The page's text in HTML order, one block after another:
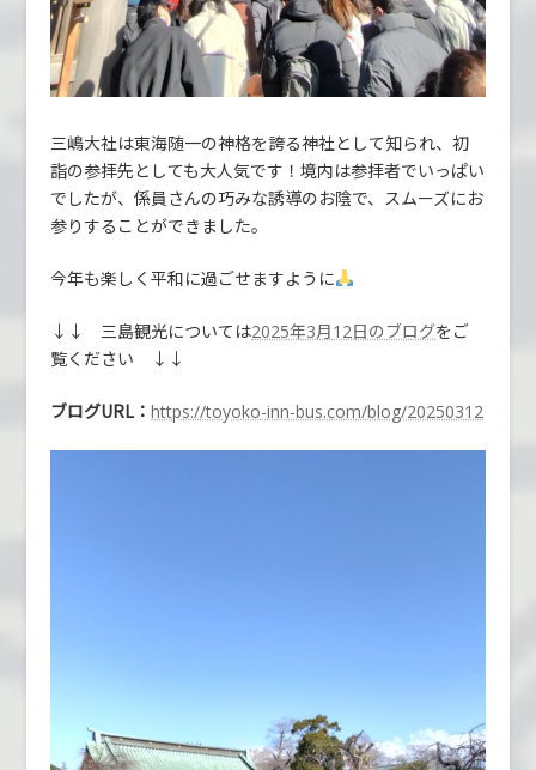
三嶋大社は東海随一の神格を誇る神社として知られ、初
詣の参拝先としても大人気です！境内は参拝者でいっぱい
でしたが、係員さんの巧みな誘導のお陰で、スムーズにお
参りすることができました。
今年も楽しく平和に過ごせますように
↓↓ 三島観光については2025年3月12日のブログをご
覧ください ↓↓
ブログURL：https://toyoko-inn-bus.com/blog/20250312